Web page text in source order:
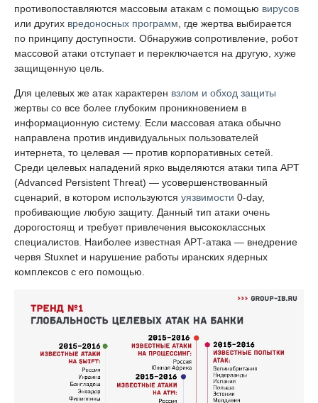
противопоставляются массовым атакам с помощью вирусов
или других вредоносных программ , где жертва выбирается
по принципу доступности. Обнаружив сопротивление, робот
массовой атаки отступает и переключается на другую, хуже
защищенную цель.
Для целевых же атак характерен взлом и обход защиты
жертвы со все более глубоким проникновением в
информационную систему. Если массовая атака обычно
направлена против индивидуальных пользователей
интернета, то целевая — против корпоративных сетей.
Среди целевых нападений ярко выделяются атаки типа APT
(Advanced Persistent Threat) — усовершенствованный
сценарий, в котором используются уязвимости 0-day,
пробивающие любую защиту. Данный тип атаки очень
дорогостоящ и требует привлечения высококлассных
специалистов. Наиболее известная APT-атака — внедрение
червя Stuxnet и нарушение работы иранских ядерных
комплексов с его помощью.